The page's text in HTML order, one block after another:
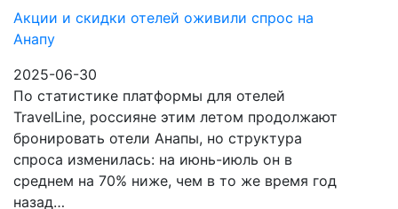
Акции и скидки отелей оживили спрос на
Анапу
2025-06-30
По статистике платформы для отелей
TravelLine, россияне этим летом продолжают
бронировать отели Анапы, но структура
спроса изменилась: на июнь-июль он в
среднем на 70% ниже, чем в то же время год
назад…